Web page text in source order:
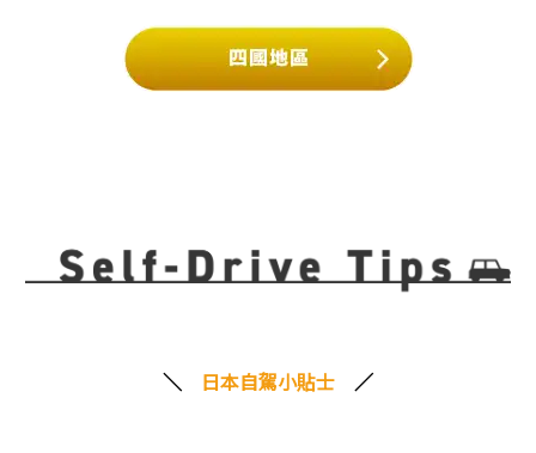
＼ 日本自駕小貼士 ／